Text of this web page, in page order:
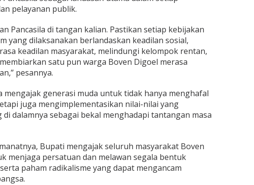
pelayanan publik.
Pancasila di tangan kalian. Pastikan setiap kebijakan
yang dilaksanakan berlandaskan keadilan sosial,
keadilan masyarakat, melindungi kelompok rentan,
satu pun warga Boven Digoel merasa
pesannya.
mengajak generasi muda untuk tidak hanya menghafal
juga mengimplementasikan nilai-nilai yang
dalamnya sebagai bekal menghadapi tantangan masa
Bupati mengajak seluruh masyarakat Boven
menjaga persatuan dan melawan segala bentuk
paham radikalisme yang dapat mengancam